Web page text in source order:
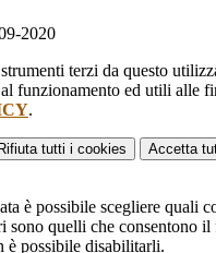
2020
terzi da questo
funzionamento ed utili alle
.
Rifiuta tutti i cookies Accetta
è possibile scegliere quali
sono quelli che consentono
è possibile disabilitarli.